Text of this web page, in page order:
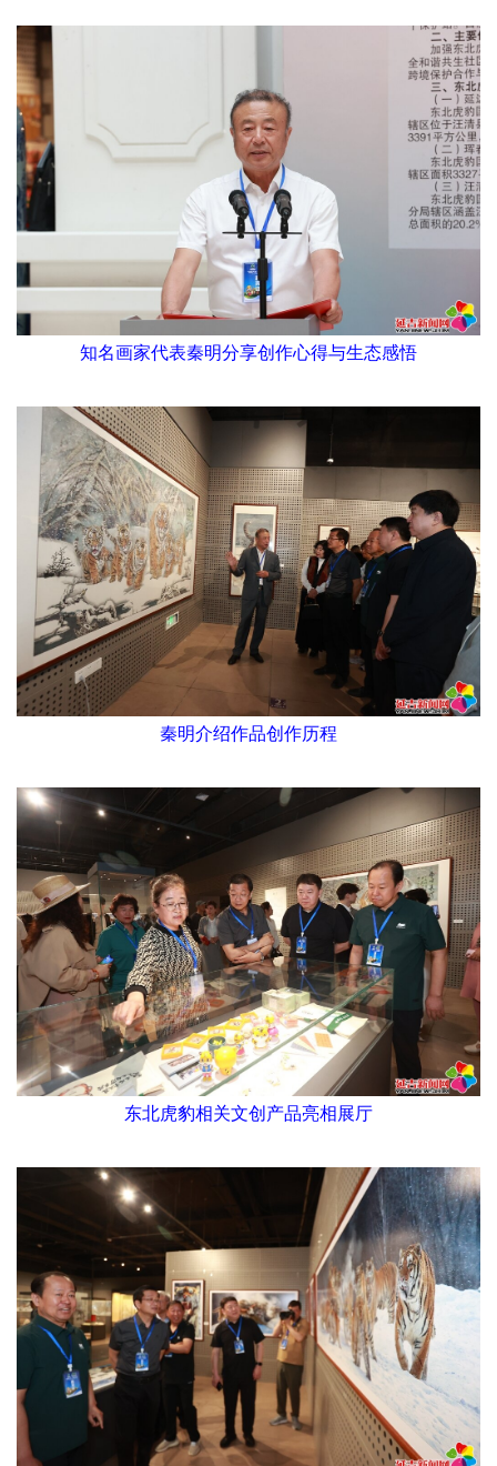
知名画家代表秦明分享创作心得与生态感悟
秦明介绍作品创作历程
东北虎豹相关文创产品亮相展厅